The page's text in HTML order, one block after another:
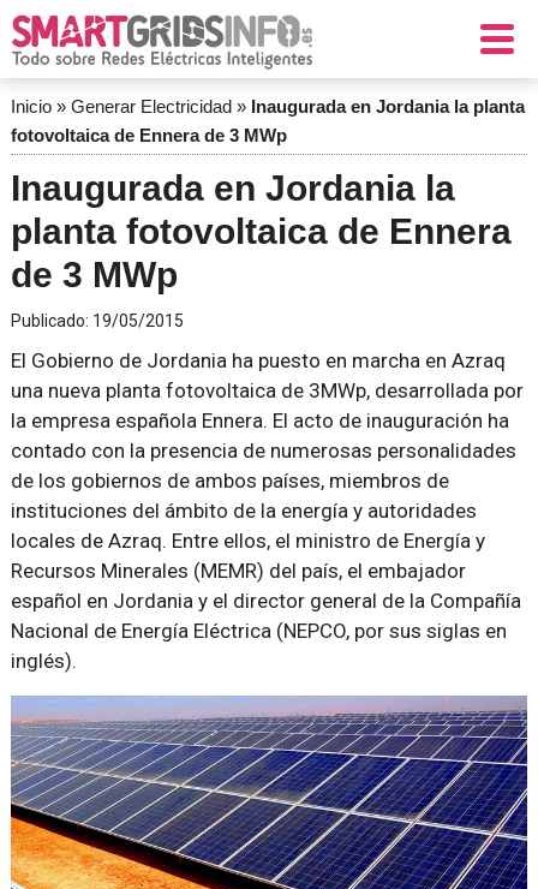
Inicio» Generar Electricidad» Inaugurada en Jordania la planta
fotovoltaica de Ennera de 3 MWp
Inaugurada en Jordania la
planta fotovoltaica de Ennera
de 3 MWp
Publicado: 19/05/2015
El Gobierno de Jordania ha puesto en marcha en Azraq
una nueva planta fotovoltaica de 3MWp, desarrollada por
la empresa española Ennera. El acto de inauguración ha
contado con la presencia de numerosas personalidades
de los gobiernos de ambos países, miembros de
instituciones del ámbito de la energía y autoridades
locales de Azraq. Entre ellos, el ministro de Energía y
Recursos Minerales (MEMR) del país, el embajador
español en Jordania y el director general de la Compañía
Nacional de Energía Eléctrica (NEPCO, por sus siglas en
inglés).